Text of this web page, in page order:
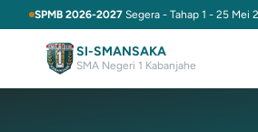
SPMB 2026-2027 Segera - Tahap 1 - 25 Mei
SI-SMANSAKA
SMA Negeri 1 Kabanjahe